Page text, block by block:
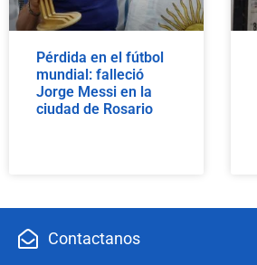
Pérdida en el fútbol
mundial: falleció
Jorge Messi en la
ciudad de Rosario
Contactanos